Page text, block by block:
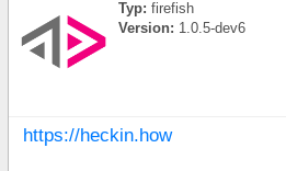
Typ: firefish
Version: 1.0.5-dev6
https://heckin.how